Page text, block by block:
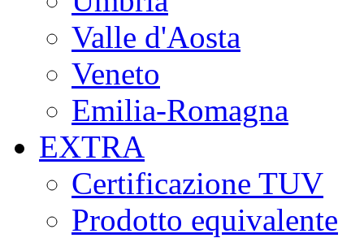
Valle d'Aosta
Veneto
Emilia-Romagna
EXTRA
Certificazione TUV
Prodotto equivalente